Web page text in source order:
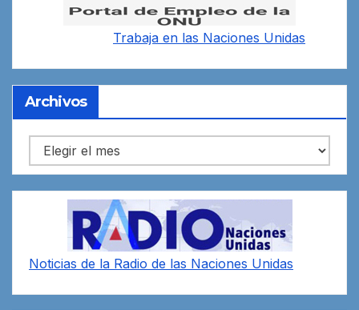
Trabaja en las Naciones Unidas
Archivos
Archivos
Noticias de la Radio de las Naciones Unidas